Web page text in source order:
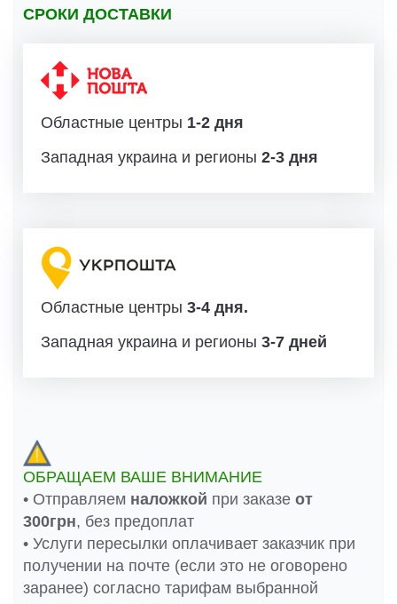
СРОКИ ДОСТАВКИ
Областные центры 1-2 дня
Западная украина и регионы 2-3 дня
Областные центры 3-4 дня.
Западная украина и регионы 3-7 дней
ОБРАЩАЕМ ВАШЕ ВНИМАНИЕ
• Отправляем наложкой при заказе от
300грн, без предоплат
• Услуги пересылки оплачивает заказчик при
получении на почте (если это не оговорено
заранее) согласно тарифам выбранной